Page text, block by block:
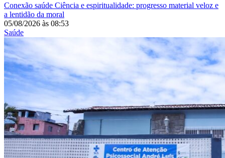
Conexão saúde Ciência e espiritualidade: progresso material veloz e
a lentidão da moral
05/08/2026 às 08:53
Saúde